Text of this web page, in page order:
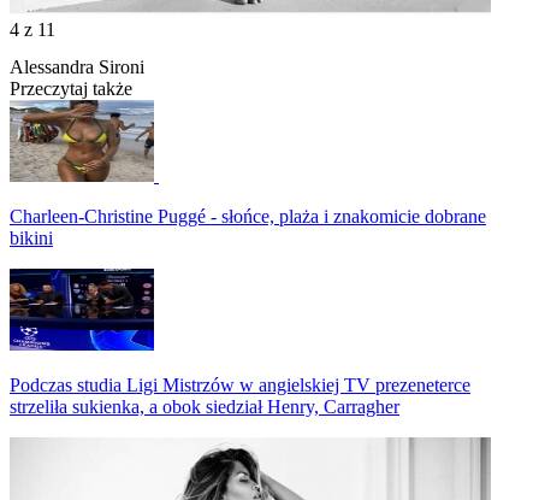
4 z 11
Alessandra Sironi
Przeczytaj także
Charleen-Christine Puggé - słońce, plaża i znakomicie dobrane
bikini
Podczas studia Ligi Mistrzów w angielskiej TV prezeneterce
strzeliła sukienka, a obok siedział Henry, Carragher